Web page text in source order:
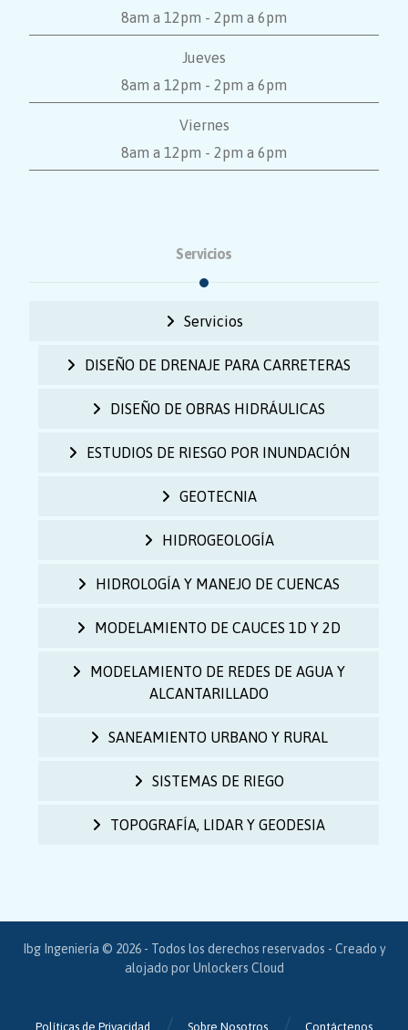
8am a 12pm - 2pm a 6pm
Jueves
8am a 12pm - 2pm a 6pm
Viernes
8am a 12pm - 2pm a 6pm
Servicios
Servicios
DISEÑO DE DRENAJE PARA CARRETERAS
DISEÑO DE OBRAS HIDRÁULICAS
ESTUDIOS DE RIESGO POR INUNDACIÓN
GEOTECNIA
HIDROGEOLOGÍA
HIDROLOGÍA Y MANEJO DE CUENCAS
MODELAMIENTO DE CAUCES 1D Y 2D
MODELAMIENTO DE REDES DE AGUA Y
ALCANTARILLADO
SANEAMIENTO URBANO Y RURAL
SISTEMAS DE RIEGO
TOPOGRAFÍA, LIDAR Y GEODESIA
Ibg Ingeniería © 2026 - Todos los derechos reservados - Creado y
alojado porUnlockers Cloud
Contáctenos
Sobre Nosotros
Políticas de Privacidad